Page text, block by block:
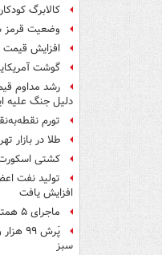
کالابرگ
وضعیت قرمز
افزایش قیمت
گوشت
رشد مداوم
دلیل جنگ علیه
تورم نقطه‌به‌نقطه
طلا در بازار
کشتی
تولید نفت
افزایش یافت
ماجرای ۵ همتی که بر باد رفت!
پَرش
سبز